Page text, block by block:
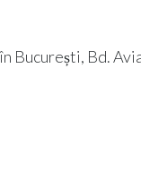
București, Bd.